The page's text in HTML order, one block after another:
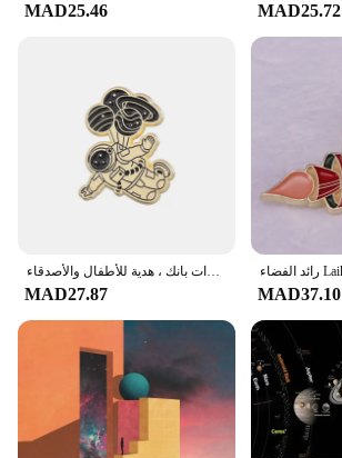
MAD25.46 MAD25.72
دبابيس من المينا لرائد الفضاء ، مخصص ، دبابيس نظام شمسي ممتاز ، شارات طية صدر السترة ، مجوهرات بانك ، هدية للأطفال والأصدقاء
MAD27.87 MAD37.10